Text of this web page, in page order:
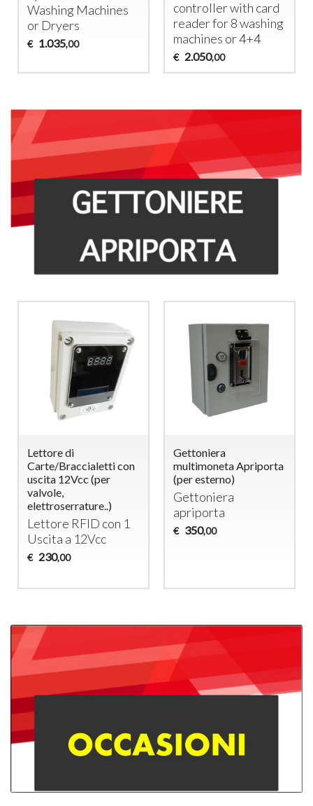
Washing Machines
or Dryers
€ 1.035,00
controller with card
reader for 8 washing
machines or 4+4
€ 2.050,00
Lettore di
Carte/Braccialetti con
uscita 12Vcc (per
valvole,
elettroserrature..)
Lettore RFID con 1
Uscita a 12Vcc
€ 230,00
Gettoniera
multimoneta Apriporta
(per esterno)
Gettoniera
apriporta
€ 350,00